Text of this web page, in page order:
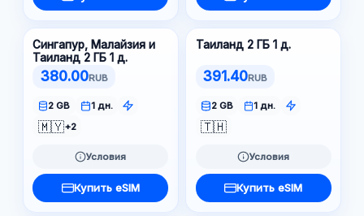
Сингапур, Малайзия и
Таиланд 2 ГБ 1 д.
380.00RUB
2 GB 1 дн.
🇲🇾+2
Условия
Купить eSIM
Таиланд 2 ГБ 1 д.
391.40RUB
2 GB 1 дн.
🇹🇭
Условия
Купить eSIM